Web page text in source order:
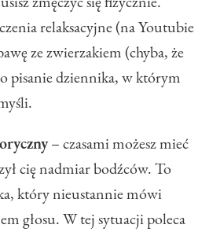
relaksacyjne (na Youtubie
ze zwierzakiem (chyba, że
pisanie dziennika, w którym
– czasami możesz mieć
cię nadmiar bodźców. To
który nieustannie mówi
głosu. W tej sytuacji poleca